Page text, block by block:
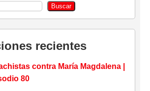
Buscar
recientes
contra María Magdalena |
80